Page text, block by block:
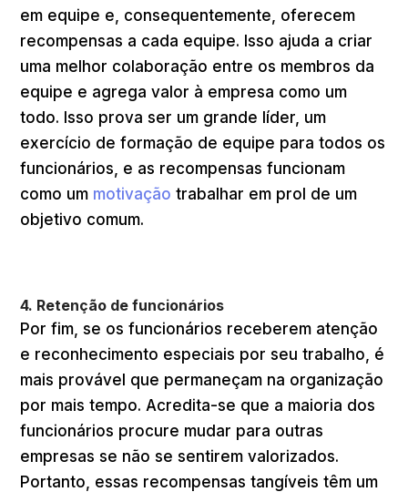
em equipe e, consequentemente, oferecem
recompensas a cada equipe. Isso ajuda a criar
uma melhor colaboração entre os membros da
equipe e agrega valor à empresa como um
todo. Isso prova ser um grande líder, um
exercício de formação de equipe para todos os
funcionários, e as recompensas funcionam
como um motivação trabalhar em prol de um
objetivo comum.
4. Retenção de funcionários
Por fim, se os funcionários receberem atenção
e reconhecimento especiais por seu trabalho, é
mais provável que permaneçam na organização
por mais tempo. Acredita-se que a maioria dos
funcionários procure mudar para outras
empresas se não se sentirem valorizados.
Portanto, essas recompensas tangíveis têm um